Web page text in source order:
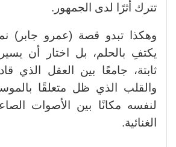
تترك أثرًا لدى الجمهور.
وهكذا تبدو قصة (عمرو جابر)
يكتفِ بالحلم، بل اختار أن
ثابتة، جامعًا بين العقل الذي
والقلب الذي ظل متعلقًا
لنفسه مكانًا بين الأصوات
الغنائية.